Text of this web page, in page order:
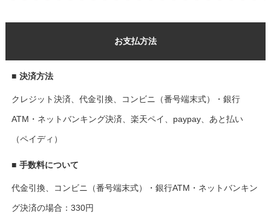
お支払方法
■ 決済方法
クレジット決済、代金引換、コンビニ（番号端末式）・銀行
ATM・ネットバンキング決済、楽天ペイ、paypay、あと払い
（ペイディ）
■ 手数料について
代金引換、コンビニ（番号端末式）・銀行ATM・ネットバンキン
グ決済の場合：330円